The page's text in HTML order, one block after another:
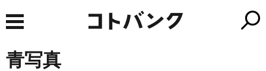
青写真